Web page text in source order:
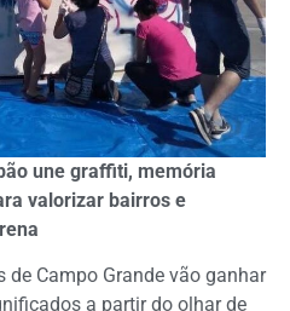
une graffiti, memória
valorizar bairros e
de Campo Grande vão ganhar
a partir do olhar de